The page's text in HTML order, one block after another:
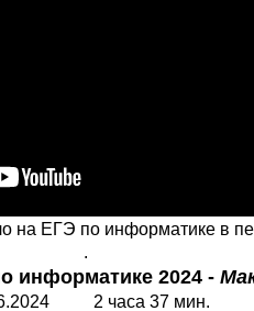
на ЕГЭ по информатике в
.
информатике 2024 -
2 часа 37 мин.